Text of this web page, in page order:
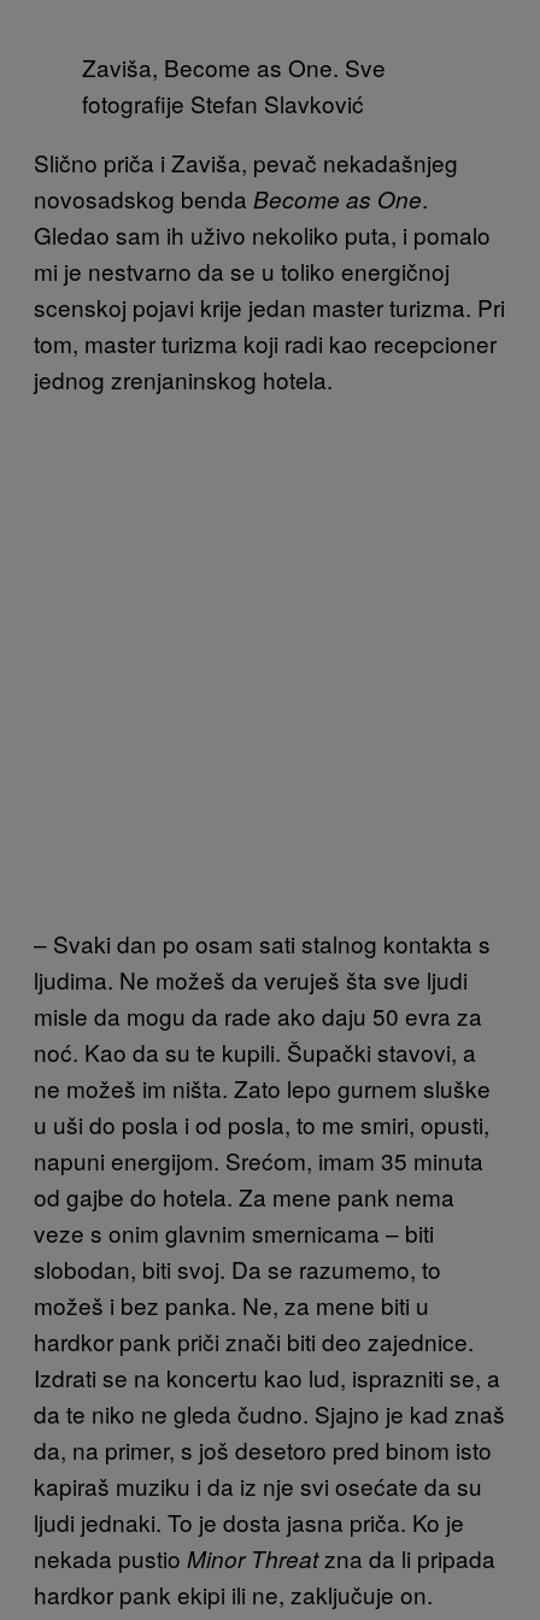
Zaviša, Become as One. Sve
fotografije Stefan Slavković
Slično priča i Zaviša, pevač nekadašnjeg
novosadskog benda Become as One.
Gledao sam ih uživo nekoliko puta, i pomalo
mi je nestvarno da se u toliko energičnoj
scenskoj pojavi krije jedan master turizma. Pri
tom, master turizma koji radi kao recepcioner
jednog zrenjaninskog hotela.
– Svaki dan po osam sati stalnog kontakta s
ljudima. Ne možeš da veruješ šta sve ljudi
misle da mogu da rade ako daju 50 evra za
noć. Kao da su te kupili. Šupački stavovi, a
ne možeš im ništa. Zato lepo gurnem sluške
u uši do posla i od posla, to me smiri, opusti,
napuni energijom. Srećom, imam 35 minuta
od gajbe do hotela. Za mene pank nema
veze s onim glavnim smernicama – biti
slobodan, biti svoj. Da se razumemo, to
možeš i bez panka. Ne, za mene biti u
hardkor pank priči znači biti deo zajednice.
Izdrati se na koncertu kao lud, isprazniti se, a
da te niko ne gleda čudno. Sjajno je kad znaš
da, na primer, s još desetoro pred binom isto
kapiraš muziku i da iz nje svi osećate da su
ljudi jednaki. To je dosta jasna priča. Ko je
nekada pustio Minor Threatzna da li pripada
hardkor pank ekipi ili ne, zaključuje on.